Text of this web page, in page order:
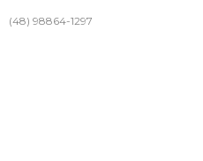
(48) 98864-1297